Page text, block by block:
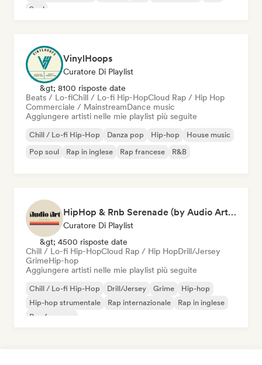
Soul
VinylHoops
Curatore Di Playlist
&gt; 8100 risposte date
Beats / Lo-fiChill / Lo-fi Hip-HopCloud Rap / Hip Hop
Commerciale / MainstreamDance music
Aggiungere artisti nelle mie playlist più seguite
Chill / Lo-fi Hip-Hop Danza pop Hip-hop
House music
Pop soul
Rap in inglese Rap francese R&B
HipHop & Rnb Serenade (by Audio Art Central)
Curatore Di Playlist
&gt; 4500 risposte date
Chill / Lo-fi Hip-HopCloud Rap / Hip HopDrill/Jersey
GrimeHip-hop
Aggiungere artisti nelle mie playlist più seguite
Chill / Lo-fi Hip-Hop Drill/Jersey Grime
Hip-hop
Hip-hop strumentale
Rap internazionale
Rap in inglese
Rap francese